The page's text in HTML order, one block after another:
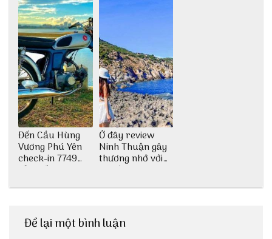
Đến Cầu Hùng
Vương Phú Yên
check-in 7749
tấm sống ảo
Ở đây review
Ninh Thuận gây
thương nhớ với
nét đẹp thiên
Để lại một bình luận